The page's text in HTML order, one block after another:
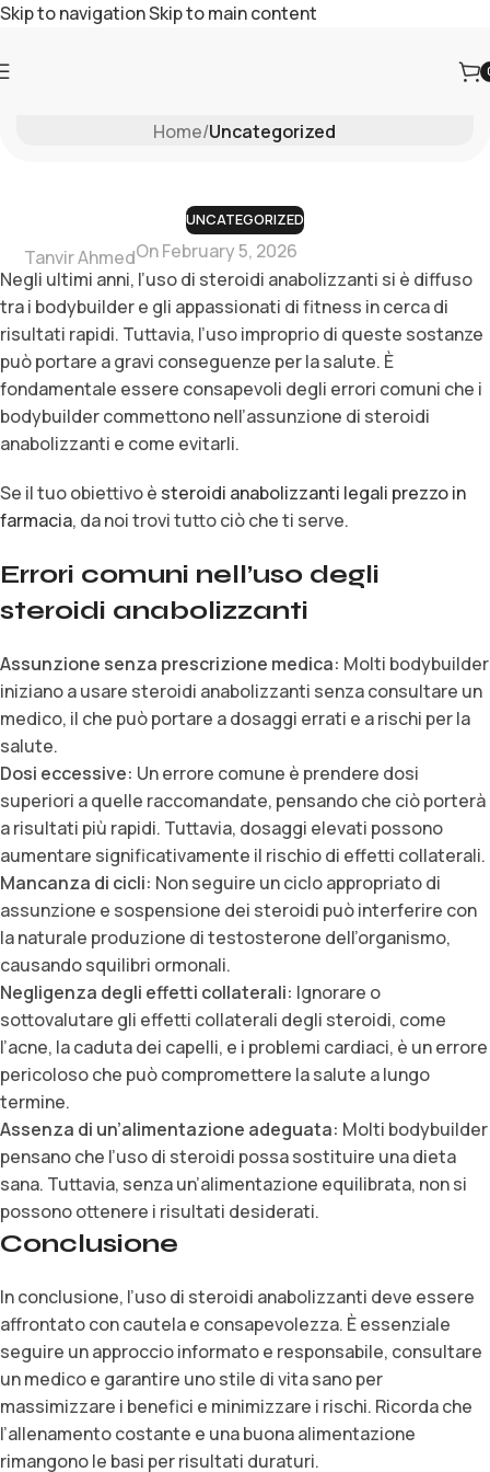
Skip to navigationSkip to main content
Home/Uncategorized
UNCATEGORIZED
Tanvir AhmedOn February 5, 2026
Negli ultimi anni, l’uso di steroidi anabolizzanti si è diffuso
tra i bodybuilder e gli appassionati di fitness in cerca di
risultati rapidi. Tuttavia, l’uso improprio di queste sostanze
può portare a gravi conseguenze per la salute. È
fondamentale essere consapevoli degli errori comuni che i
bodybuilder commettono nell’assunzione di steroidi
anabolizzanti e come evitarli.
Se il tuo obiettivo è steroidi anabolizzanti legali prezzo in
farmacia, da noi trovi tutto ciò che ti serve.
Errori comuni nell’uso degli
steroidi anabolizzanti
Assunzione senza prescrizione medica: Molti bodybuilder
iniziano a usare steroidi anabolizzanti senza consultare un
medico, il che può portare a dosaggi errati e a rischi per la
salute.
Dosi eccessive: Un errore comune è prendere dosi
superiori a quelle raccomandate, pensando che ciò porterà
a risultati più rapidi. Tuttavia, dosaggi elevati possono
aumentare significativamente il rischio di effetti collaterali.
Mancanza di cicli: Non seguire un ciclo appropriato di
assunzione e sospensione dei steroidi può interferire con
la naturale produzione di testosterone dell’organismo,
causando squilibri ormonali.
Negligenza degli effetti collaterali: Ignorare o
sottovalutare gli effetti collaterali degli steroidi, come
l’acne, la caduta dei capelli, e i problemi cardiaci, è un errore
pericoloso che può compromettere la salute a lungo
termine.
Assenza di un’alimentazione adeguata: Molti bodybuilder
pensano che l’uso di steroidi possa sostituire una dieta
sana. Tuttavia, senza un’alimentazione equilibrata, non si
possono ottenere i risultati desiderati.
Conclusione
In conclusione, l’uso di steroidi anabolizzanti deve essere
affrontato con cautela e consapevolezza. È essenziale
seguire un approccio informato e responsabile, consultare
un medico e garantire uno stile di vita sano per
massimizzare i benefici e minimizzare i rischi. Ricorda che
l’allenamento costante e una buona alimentazione
rimangono le basi per risultati duraturi.